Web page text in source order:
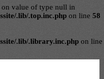
on value of type null in
.lib/.top.inc.php on line 58
.lib/.library.inc.php on line